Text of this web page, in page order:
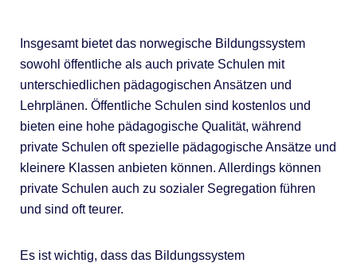
Insgesamt bietet das norwegische Bildungssystem
sowohl öffentliche als auch private Schulen mit
unterschiedlichen pädagogischen Ansätzen und
Lehrplänen. Öffentliche Schulen sind kostenlos und
bieten eine hohe pädagogische Qualität, während
private Schulen oft spezielle pädagogische Ansätze und
kleinere Klassen anbieten können. Allerdings können
private Schulen auch zu sozialer Segregation führen
und sind oft teurer.
Es ist wichtig, dass das Bildungssystem